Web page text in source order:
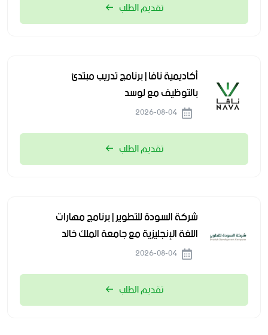
تقديم الطلب
أكاديمية نافا | برنامج تدريب مبتدئ
بالتوظيف مع لوسد
تقديم الطلب
شركة السودة للتطوير | برنامج مهارات
اللغة الإنجليزية مع جامعة الملك خالد
تقديم الطلب